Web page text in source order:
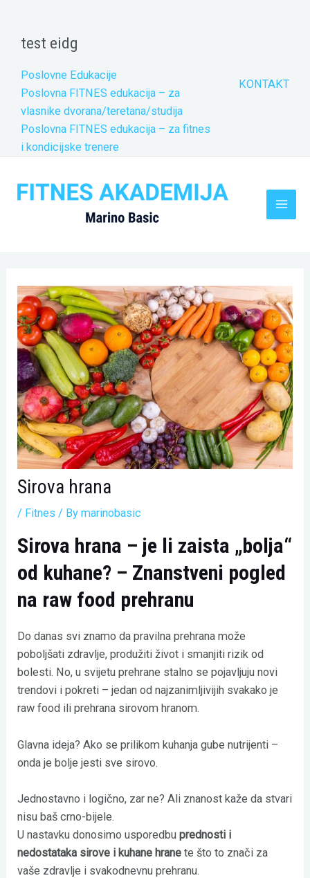
contenttest eidg
Poslovne Edukacije
Poslovna FITNES edukacija – za
vlasnike dvorana/teretana/studija
Poslovna FITNES edukacija – za fitnes
i kondicijske trenere
KONTAKT
Sirova hrana
/ Fitnes / Bymarinobasic
Sirova hrana – je li zaista „bolja“
od kuhane? – Znanstveni pogled
na raw food prehranu
Do danas svi znamo da pravilna prehrana može
poboljšati zdravlje, produžiti život i smanjiti rizik od
bolesti. No, u svijetu prehrane stalno se pojavljuju novi
trendovi i pokreti – jedan od najzanimljivijih svakako je
raw food ili prehrana sirovom hranom.
Glavna ideja? Ako se prilikom kuhanja gube nutrijenti –
onda je bolje jesti sve sirovo.
Jednostavno i logično, zar ne? Ali znanost kaže da stvari
nisu baš crno-bijele.
U nastavku donosimo usporedbu prednosti i
nedostataka sirove i kuhane hrane te što to znači za
vaše zdravlje i svakodnevnu prehranu.